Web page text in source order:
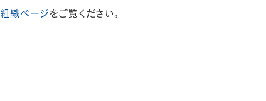
組織ページをご覧ください。